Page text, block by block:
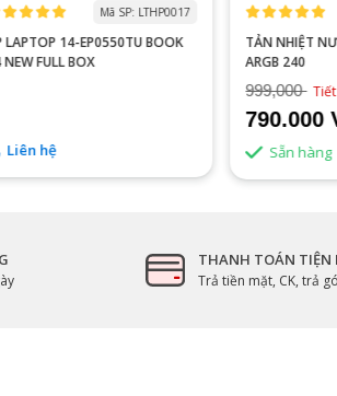
Mã SP: LTHP0017
LAPTOP 14-EP0550TU BOOK
NEW FULL BOX
Liên hệ
TẢN NHIỆT
ARGB 240
999,000
790.000
Sẵn hàng
THANH TOÁN TIỆN
Trả tiền mặt, CK, trả